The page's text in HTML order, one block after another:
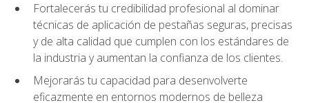
Fortalecerás tu credibilidad profesional al dominar
técnicas de aplicación de pestañas seguras, precisas
y de alta calidad que cumplen con los estándares de
la industria y aumentan la confianza de los clientes.
Mejorarás tu capacidad para desenvolverte
eficazmente en entornos modernos de belleza